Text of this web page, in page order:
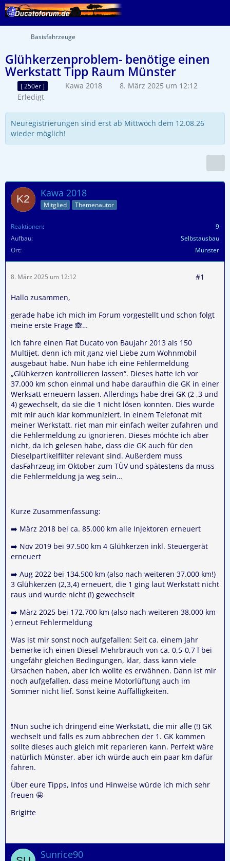
Basisfahrzeuge
Glühkerzenproblem- benötige einen
Werkstatt Tipp Raum Münster
[ 250er ] Kawa 2018
8. März 2025 um 12:12
Erledigt
Neuregistrierungen sind erst ab Mittwoch dem 12.08.26
wieder möglich!
Kawa 2018
Mitglied Themenautor
Reaktionen
9
Aufbau
Selbstausbau
Ort
Münster
8. März 2025 um 12:12 #1
Hallo zusammen,
gerade habe ich mich im Forum vorgestellt und schon folgt
meine erste Frage 🙈…
Ich fahre einen Fiat Ducato von Baujahr 2013 als 150
Multijet, denn ich mit ganz viel Liebe zum Wohnmobil
ausgebaut habe. Nun habe ich eine Fehlermeldung
„Glühkerzen kontrollieren lassen“. Dieses hatte ich vor
37.000 km schon einmal und habe daraufhin die GK in einer
Werksatt erneuern lassen. Allerdings habe drei GK (2 ,3 und
4) gewechselt, da sie die 1 nicht lösen konnten. Dies wurde
mit mir auch klar kommuniziert. In einem Telefonat mit
meiner Werkstatt, riet man mir einfach weiter zufahren und
die Fehlermeldung zu ignorieren. Dieses möchte ich aber
nicht, da ich gelesen habe, dass die GK auch für den
Dieselpartikelfilter relevant sind. Außerdem muss
dasFahrzeug im Oktober zum TÜV und spätestens da muss
die Fehlermeldung ja weg sein…
Kurze Zusammenfassung:
➡️ März 2018 bei ca. 85.000 km alle Injektoren erneuert
➡️ Nov 2019 bei 97.500 km 4 Glühkerzen inkl. Steuergerät
erneuert
➡️ Aug 2022 bei 134.500 km (also nach weiteren 37.000 km!)
3 Glühkerzen (2,3,4) erneuert, die 1 ging laut Werkstatt nicht
raus und wurde nicht (!) gewechselt
➡️ März 2025 bei 172.700 km (also nach weiteren 38.000 km
) erneut Fehlermeldung
Was ist mir sonst noch aufgefallen: Seit ca. einem Jahr
bemerke ich einen Diesel-Mehrbrauch von ca. 0,5-0,7 l bei
ungefähr gleichen Bedingungen, klar, dass kann viele
Ursachen haben, aber ich wollte es erwähnen. Dann ist mir
noch aufgefallen, dass meine Motorlüftung auch im
Sommer nicht lief. Sonst keine Auffälligkeiten.
❗️Nun suche ich dringend eine Werkstatt, die mir alle (!) GK
wechselt und falls es zum abbrechen der 1. GK kommen
sollte dieses auch gleich mit reparieren kann. Perfekt wäre
natürlich Münster, aber ich würde auch ein paar km dafür
fahren.
Über eure Tipps, Infos und Hinweise würde ich mich sehr
freuen 🤩
Brigitte
Sunrice90